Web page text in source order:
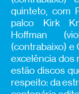
quinteto, com
palco Kirk
Hoffman
(contrabaixo) e
excelência dos
estão discos
respeito: da